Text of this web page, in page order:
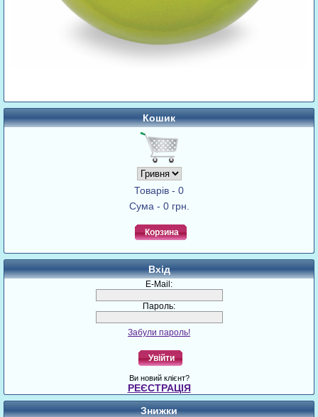
Кошик
Товарів - 0
Сума - 0 грн.
Корзина
Вхід
E-Mail:
Пароль:
Забули пароль!
Увійти
Ви новий клієнт?
РЕЄСТРАЦІЯ
Знижки